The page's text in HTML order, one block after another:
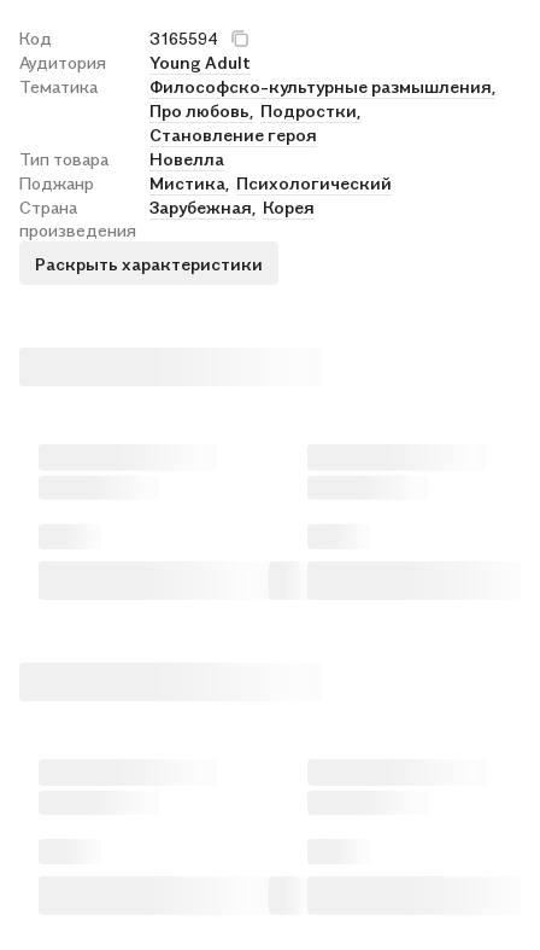
Код
3165594
Аудитория
Young Adult
Тематика
Философско-культурные размышления,
Про любовь,
Подростки,
Становление героя
Тип товара
Новелла
Поджанр
Мистика, Психологический
Страна
произведения
Зарубежная, Корея
Раскрыть характеристики